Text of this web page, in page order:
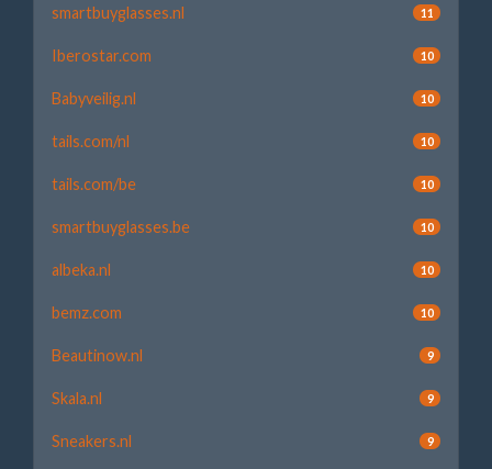
smartbuyglasses.nl 11
Iberostar.com 10
Babyveilig.nl 10
tails.com/nl 10
tails.com/be 10
smartbuyglasses.be 10
albeka.nl 10
bemz.com 10
Beautinow.nl 9
Skala.nl 9
Sneakers.nl 9